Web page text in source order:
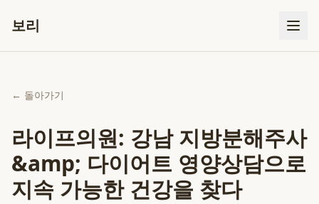
보리
← 돌아가기
라이프의원: 강남 지방분해주사
&amp; 다이어트 영양상담으로
지속 가능한 건강을 찾다